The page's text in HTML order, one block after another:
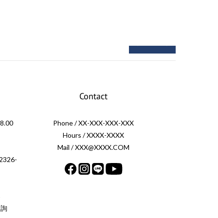
Contact
Phone / XX-XXX-XXX-XXX
Hours / XXXX-XXXX
Mail / XXX@XXXX.COM